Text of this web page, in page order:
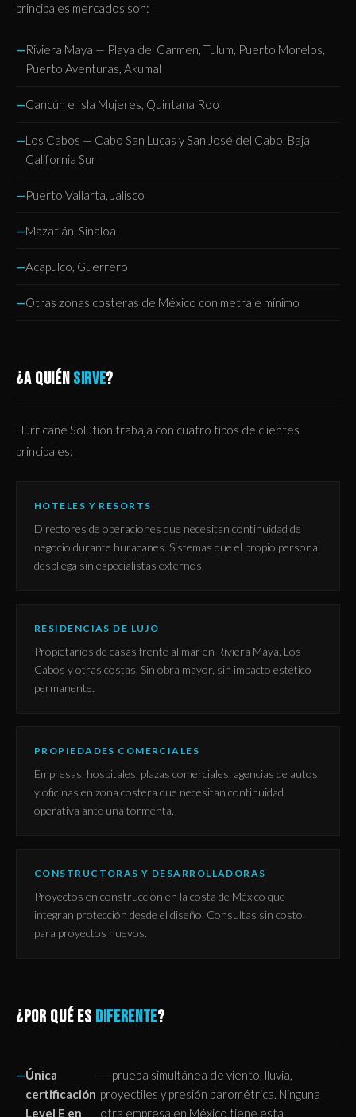
principales mercados son:
Riviera Maya — Playa del Carmen, Tulum, Puerto Morelos,
Puerto Aventuras, Akumal
Cancún e Isla Mujeres, Quintana Roo
Los Cabos — Cabo San Lucas y San José del Cabo, Baja
California Sur
Puerto Vallarta, Jalisco
Mazatlán, Sinaloa
Acapulco, Guerrero
Otras zonas costeras de México con metraje mínimo
¿A QUIÉNSIRVE?
Hurricane Solution trabaja con cuatro tipos de clientes
principales:
HOTELES Y RESORTS
Directores de operaciones que necesitan continuidad de
negocio durante huracanes. Sistemas que el propio personal
despliega sin especialistas externos.
RESIDENCIAS DE LUJO
Propietarios de casas frente al mar en Riviera Maya, Los
Cabos y otras costas. Sin obra mayor, sin impacto estético
permanente.
PROPIEDADES COMERCIALES
Empresas, hospitales, plazas comerciales, agencias de autos
y oficinas en zona costera que necesitan continuidad
operativa ante una tormenta.
CONSTRUCTORAS Y DESARROLLADORAS
Proyectos en construcción en la costa de México que
integran protección desde el diseño. Consultas sin costo
para proyectos nuevos.
¿POR QUÉ ES DIFERENTE?
Única
certificación
Level E en
— prueba simultánea de viento, lluvia,
proyectiles y presión barométrica. Ninguna
otra empresa en México tiene esta